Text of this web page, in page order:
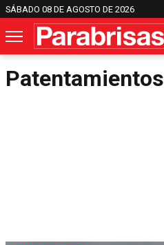
SÁBADO 08 DE AGOSTO DE 2026
Patentamientos